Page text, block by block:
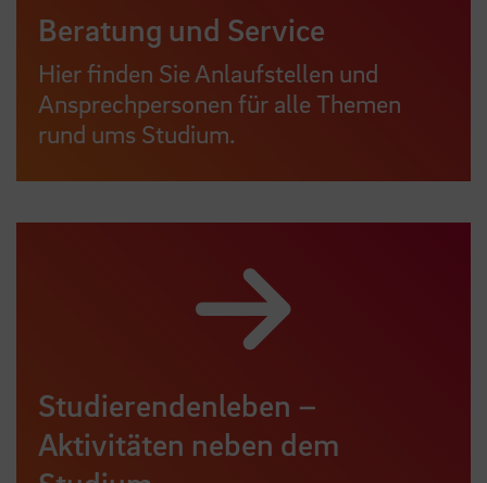
Beratung und Service
Hier finden Sie Anlaufstellen und
Ansprechpersonen für alle Themen
rund ums Studium.
Studierendenleben –
Aktivitäten neben dem